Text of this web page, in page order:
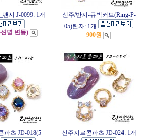
시 J-0099: 1개
별 변동)
신주/반지-큐빅커브(Ring-P-
05)탄자: 1개
900원
파츠 JD-018(5
신주지르콘파츠 JD-024: 1개